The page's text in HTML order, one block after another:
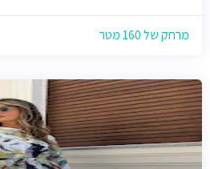
מרחק של 160 מטר